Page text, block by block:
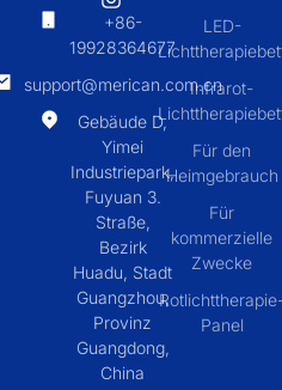
+86-
19928364677
support@merican.com.cn
Gebäude D,
Yimei
Industriepark,
Fuyuan 3.
Straße,
Bezirk
Huadu, Stadt
Guangzhou,
Provinz
Guangdong,
China
LED-
Infrarot-
Für den
Heimgebrauch
Für
kommerzielle
Zwecke
Panel